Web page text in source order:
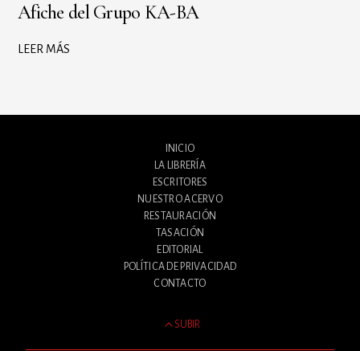
Afiche del Grupo KA-BA
LEER MÁS
INICIO
LA LIBRERÍA
ESCRITORES
NUESTRO ACERVO
RESTAURACIÓN
TASACIÓN
EDITORIAL
POLÍTICA DE PRIVACIDAD
CONTACTO
SUBIR